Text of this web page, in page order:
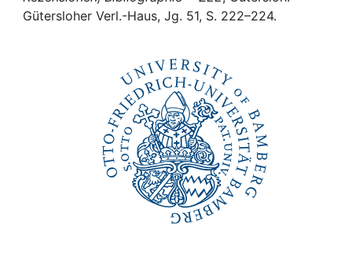
Gütersloher Verl.-Haus, Jg. 51, S. 222–224.